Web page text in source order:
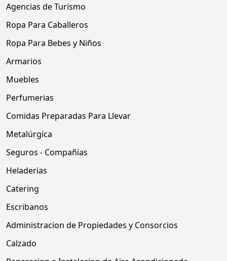
Agencias de Turismo
Ropa Para Caballeros
Ropa Para Bebes y Niños
Armarios
Muebles
Perfumerias
Comidas Preparadas Para Llevar
Metalúrgica
Seguros - Compañias
Heladerias
Catering
Escribanos
Administracion de Propiedades y Consorcios
Calzado